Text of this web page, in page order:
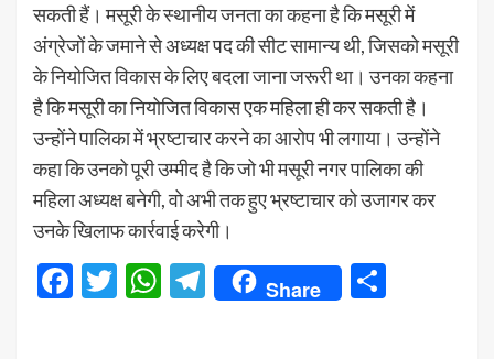
सकती हैं। मसूरी के स्थानीय जनता का कहना है कि मसूरी में
अंग्रेजों के जमाने से अध्यक्ष पद की सीट सामान्य थी, जिसको मसूरी
के नियोजित विकास के लिए बदला जाना जरूरी था। उनका कहना
है कि मसूरी का नियोजित विकास एक महिला ही कर सकती है।
उन्होंने पालिका में भ्रष्टाचार करने का आरोप भी लगाया। उन्होंने
कहा कि उनको पूरी उम्मीद है कि जो भी मसूरी नगर पालिका की
महिला अध्यक्ष बनेगी, वो अभी तक हुए भ्रष्टाचार को उजागर कर
उनके खिलाफ कार्रवाई करेगी।
Facebook
TwitterWhatsApp
Telegram
Share